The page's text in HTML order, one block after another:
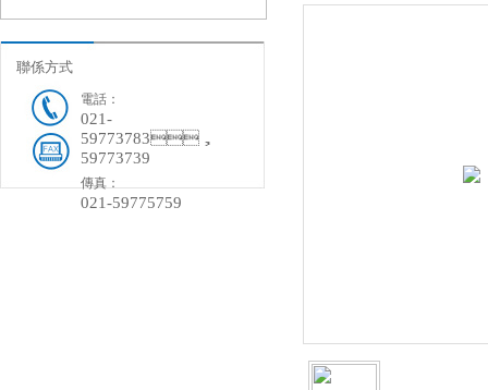
聯係方式
電話：
021-
59773783，
59773739
傳真：
021-59775759